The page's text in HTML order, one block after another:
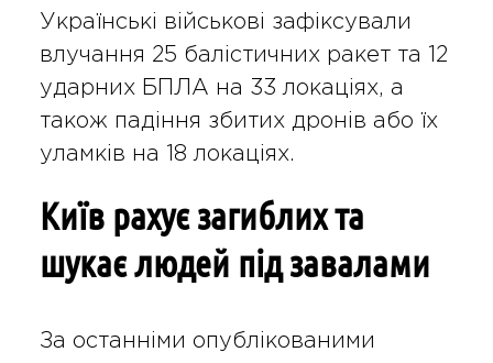
Українські військові зафіксували
влучання 25 балістичних ракет та 12
ударних БПЛА на 33 локаціях, а
також падіння збитих дронів або їх
уламків на 18 локаціях.
Київ рахує загиблих та
шукає людей під завалами
За останніми опублікованими